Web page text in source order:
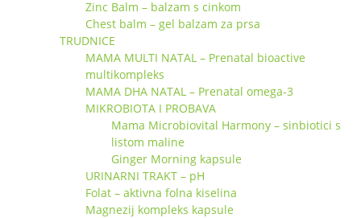
Zinc Balm – balzam s cinkom
Chest balm – gel balzam za prsa
TRUDNICE
MAMA MULTI NATAL – Prenatal bioactive
multikompleks
MAMA DHA NATAL – Prenatal omega-3
MIKROBIOTA I PROBAVA
Mama Microbiovital Harmony – sinbiotici s
listom maline
Ginger Morning kapsule
URINARNI TRAKT – pH
Folat – aktivna folna kiselina
Magnezij kompleks kapsule